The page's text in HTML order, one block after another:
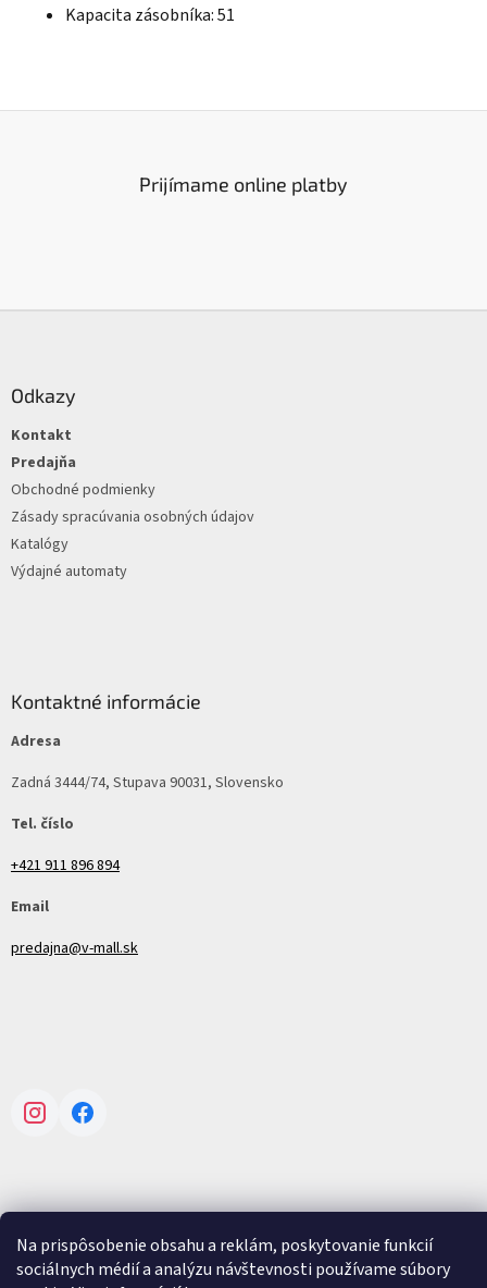
Na prispôsobenie obsahu a reklám, poskytovanie funkcií
sociálnych médií a analýzu návštevnosti používame súbory
Kapacita zásobníka: 51
Prijímame online platby
Odkazy
Kontakt
Predajňa
Obchodné podmienky
Zásady spracúvania osobných údajov
Katalógy
Výdajné automaty
Kontaktné informácie
Adresa
Zadná 3444/74, Stupava 90031, Slovensko
Tel. číslo
+421 911 896 894
Email
predajna@v-mall.sk
InstagramFacebook
Vytvoril Shoptet